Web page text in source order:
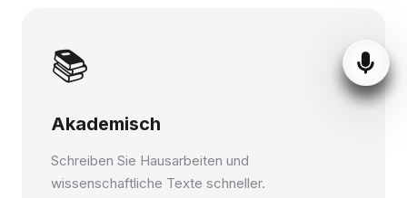
📚
Akademisch
Schreiben Sie Hausarbeiten und
wissenschaftliche Texte schneller.